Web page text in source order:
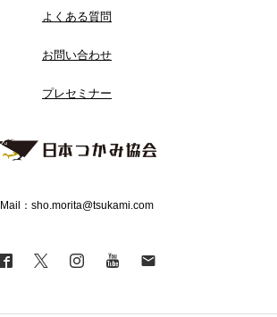
よくある質問
お問い合わせ
プレセミナー
Mail：sho.morita@tsukami.com